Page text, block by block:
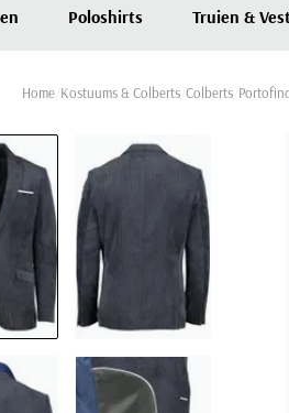
Poloshirts Truien &
Home Kostuums & Colberts Colberts